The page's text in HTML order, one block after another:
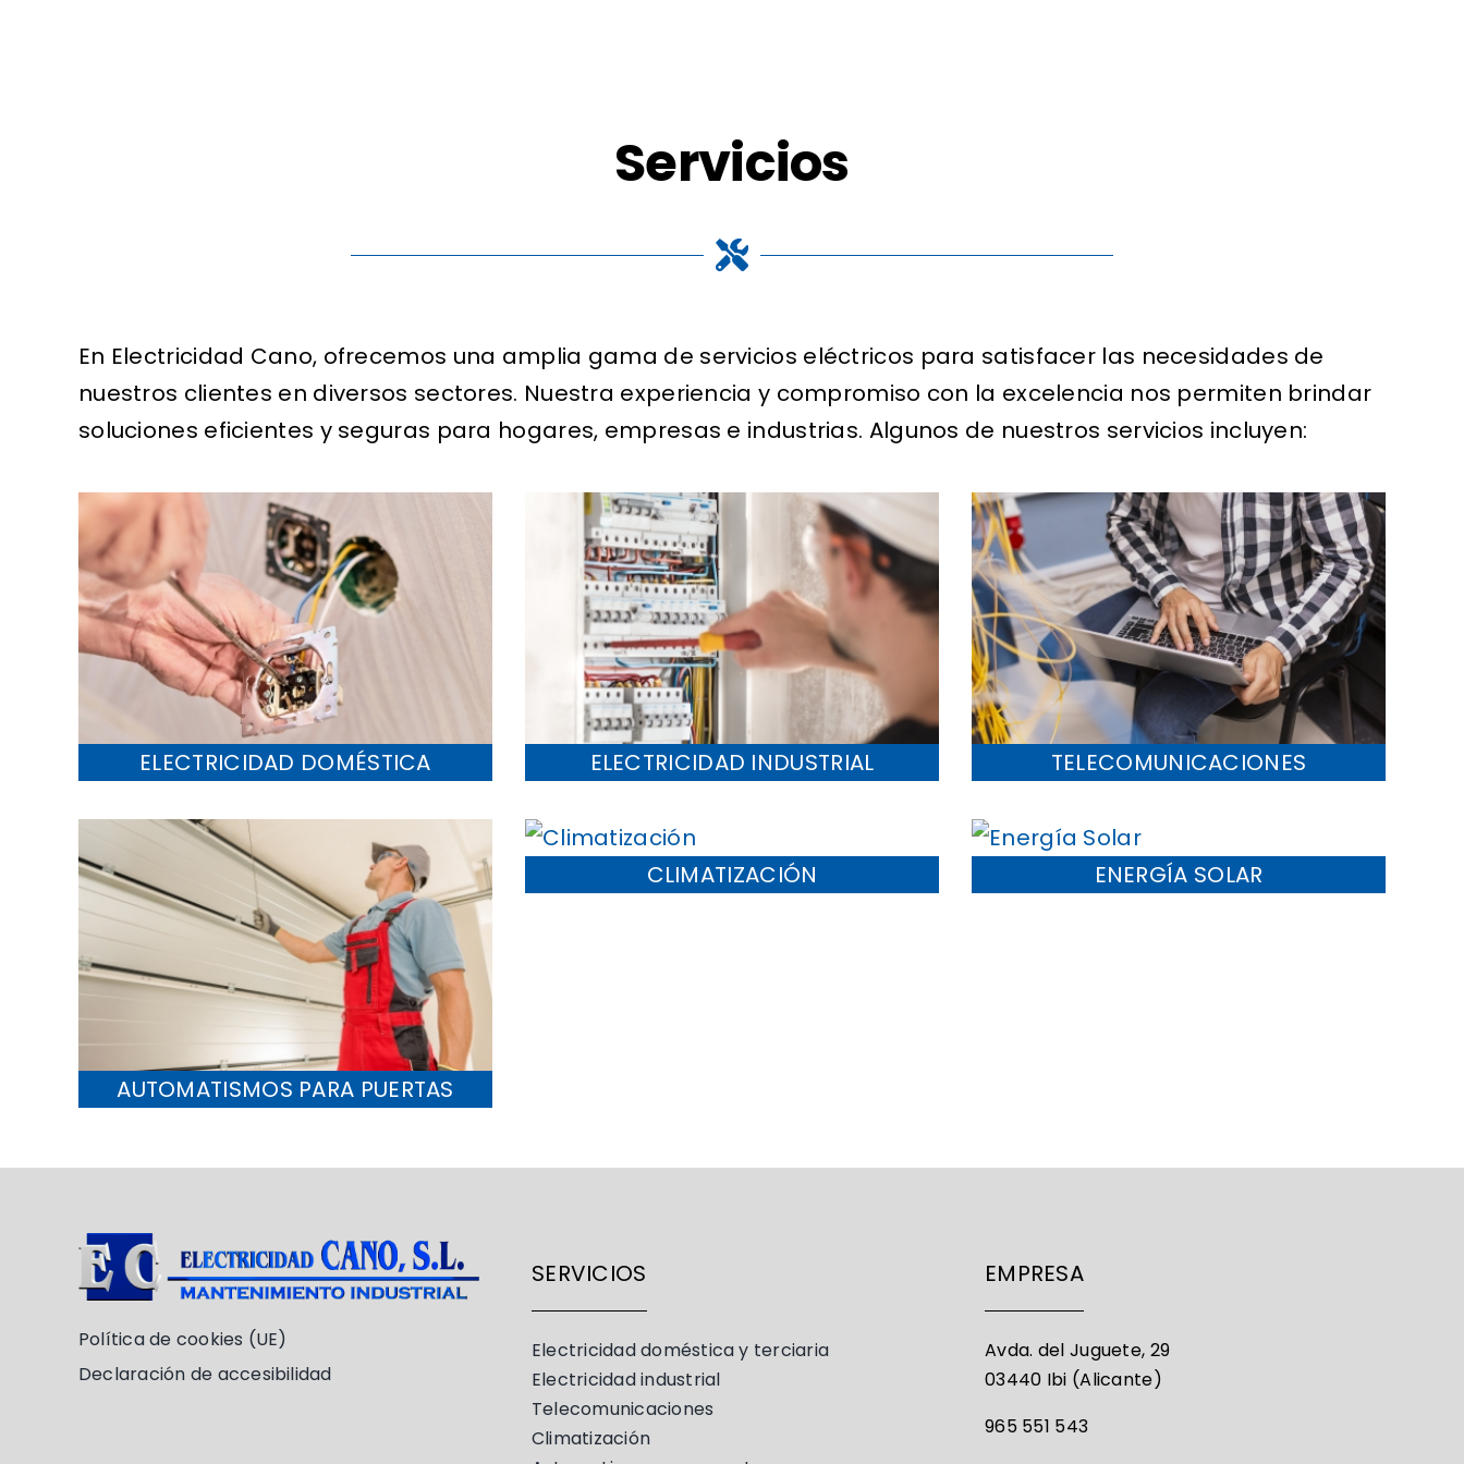
Servicios
En Electricidad Cano, ofrecemos una amplia gama de servicios eléctricos para satisfacer las necesidades de
nuestros clientes en diversos sectores. Nuestra experiencia y compromiso con la excelencia nos permiten brindar
soluciones eficientes y seguras para hogares, empresas e industrias. Algunos de nuestros servicios incluyen:
ELECTRICIDAD DOMÉSTICA ELECTRICIDAD INDUSTRIAL TELECOMUNICACIONES
AUTOMATISMOS PARA PUERTAS
CLIMATIZACIÓN ENERGÍA SOLAR
Política de cookies (UE)
Declaración de accesibilidad
SERVICIOS
Electricidad doméstica y terciaria
Electricidad industrial
Telecomunicaciones
Climatización
EMPRESA
Avda. del Juguete, 29
03440 Ibi (Alicante)
965 551 543